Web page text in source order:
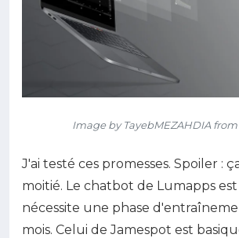
Image by TayebMEZAHDIA
J'ai testé ces promesses. Spoiler :
moitié. Le chatbot de Lumapps est
nécessite une phase
mois. Celui de Jamespot est